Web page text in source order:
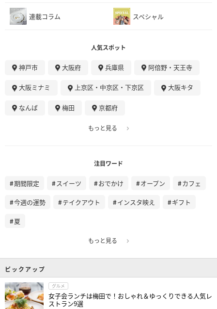
連載コラム スペシャル
人気スポット
神戸市 大阪府 兵庫県 阿倍野・天王寺
大阪ミナミ 上京区・中京区・下京区 大阪キタ
なんば 梅田 京都府
もっと見る
注目ワード
期間限定 スイーツ おでかけ オープン カフェ
今週の運勢 テイクアウト インスタ映え ギフト
夏
もっと見る
ピックアップ
グルメ
女子会ランチは梅田で！おしゃれ＆ゆっくりできる人気レ
ストラン9選